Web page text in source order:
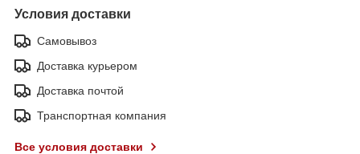
Условия доставки
Самовывоз
Доставка курьером
Доставка почтой
Транспортная компания
Все условия доставки